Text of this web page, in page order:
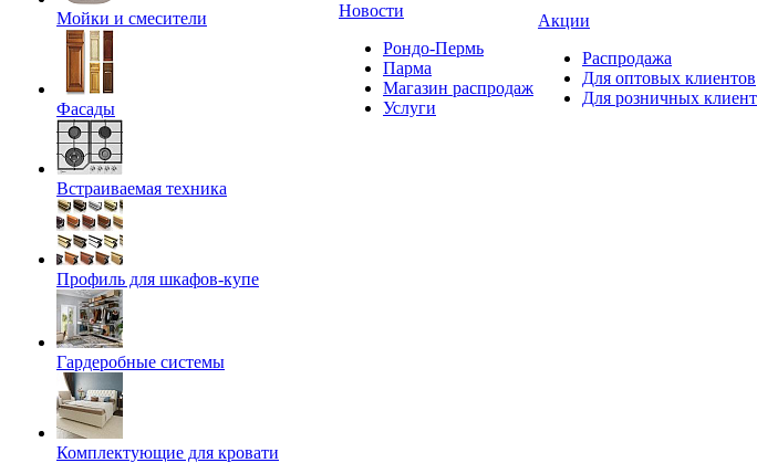
Мойки и смесители
Фасады
Встраиваемая техника
Профиль для шкафов-купе
Гардеробные системы
Комплектующие для кровати
Новости
Рондо-Пермь
Парма
Магазин распродаж
Услуги
Акции
Распродажа
Для оптовых клиентов
Для розничных